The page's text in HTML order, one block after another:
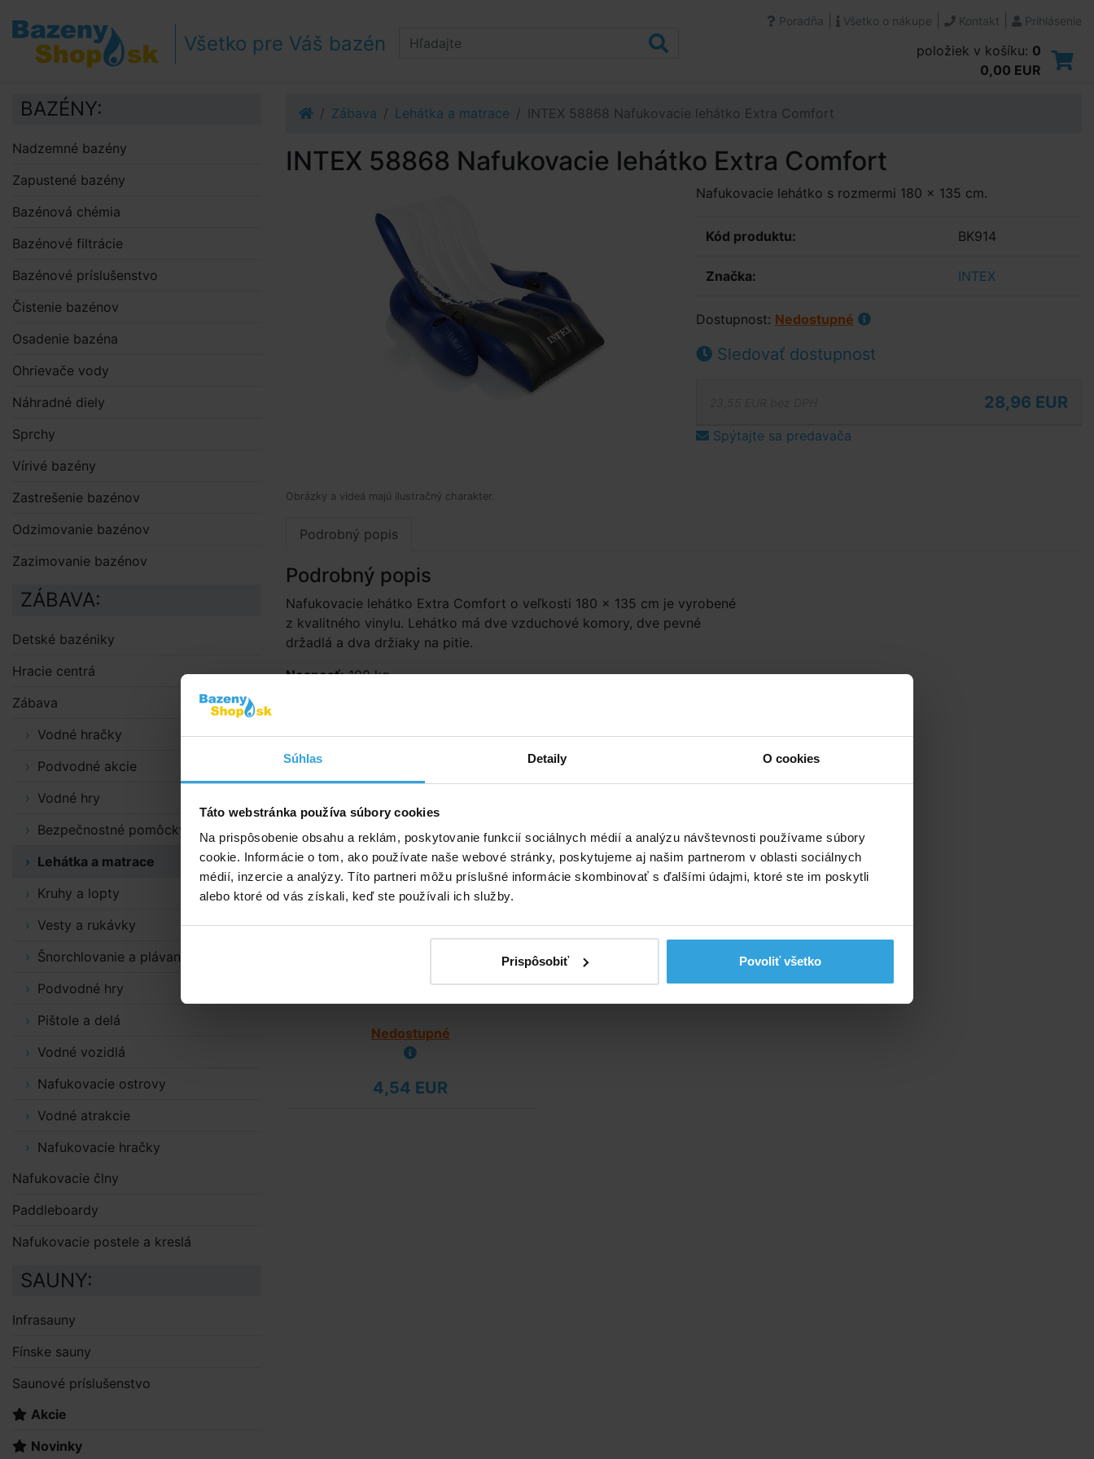
Súhlas Detaily O cookies
Táto webstránka používa súbory cookies
Na prispôsobenie obsahu a reklám, poskytovanie funkcií sociálnych médií a analýzu návštevnosti používame súbory
cookie. Informácie o tom, ako používate naše webové stránky, poskytujeme aj našim partnerom v oblasti sociálnych
médií, inzercie a analýzy. Títo partneri môžu príslušné informácie skombinovať s ďalšími údajmi, ktoré ste im poskytli
alebo ktoré od vás získali, keď ste používali ich služby.
Prispôsobiť Povoliť všetko
Prejsť na obsah
Prejsť k bočnému stĺpci
Klávesové skratky
Všetko pre Váš bazén
Poradňa Všetko o nákupe Kontakt Prihlásenie
položiek v košíku: 0
0,00 EUR
Zábava Lehátka a matrace INTEX 58868 Nafukovacie lehátko Extra Comfort
INTEX 58868 Nafukovacie lehátko Extra Comfort
Obrázky a videá majú ilustračný charakter.
Nafukovacie lehátko s rozmermi 180 x 135 cm.
Kód produktu: BK914
Značka: INTEX
Dostupnost: Nedostupné
Sledovať dostupnost
28,96 EUR
Spýtajte sa predavača
Podrobný popis
Podrobný popis
Nafukovacie lehátko Extra Comfort o veľkosti 180 × 135 cm je vyrobené
z kvalitného vinylu. Lehátko má dve vzduchové komory, dve pevné
držadlá a dva držiaky na pitie.
Nosnosť:100 kg
INTEX 68614 Ručná pumpa 36cm
Nedostupné
4,54 EUR
BAZÉNY:
Nadzemné bazény
Zapustené bazény
Bazénová chémia
Bazénové filtrácie
Bazénové príslušenstvo
Čistenie bazénov
Osadenie bazéna
Ohrievače vody
Náhradné diely
Sprchy
Vírivé bazény
Zastrešenie bazénov
Odzimovanie bazénov
Zazimovanie bazénov
ZÁBAVA:
Detské bazéniky
Hracie centrá
Zábava
Vodné hračky
Podvodné akcie
Vodné hry
Bezpečnostné pomôcky
Lehátka a matrace
Kruhy a lopty
Vesty a rukávky
Šnorchlovanie a plávanie
Podvodné hry
Pištole a delá
Vodné vozidlá
Nafukovacie ostrovy
Vodné atrakcie
Nafukovacie hračky
Nafukovacie člny
Paddleboardy
Nafukovacie postele a kreslá
SAUNY:
Infrasauny
Fínske sauny
Saunové príslušenstvo
Akcie
Novinky